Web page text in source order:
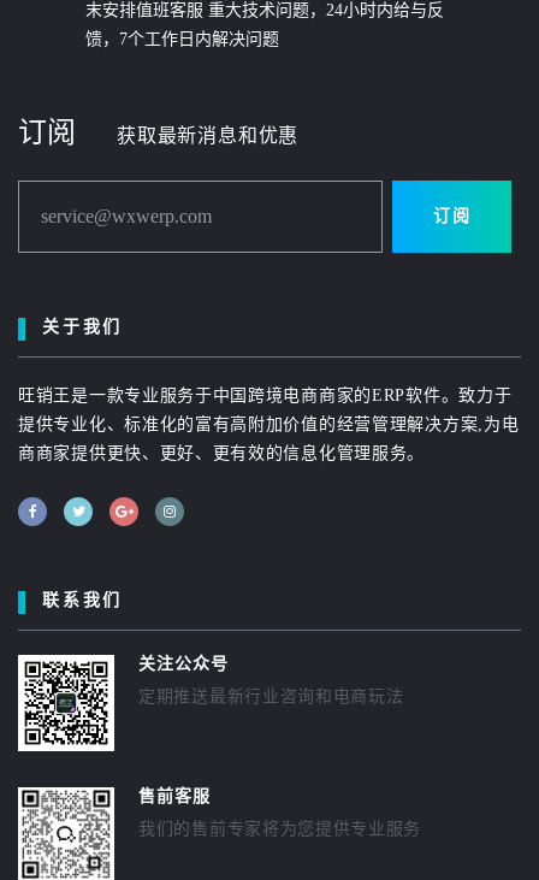
末安排值班客服 重大技术问题，24小时内给与反
馈，7个工作日内解决问题
订阅 获取最新消息和优惠
service@wxwerp.com 订阅
关于我们
旺销王是一款专业服务于中国跨境电商商家的ERP软件。致力于
提供专业化、标准化的富有高附加价值的经营管理解决方案,为电
商商家提供更快、更好、更有效的信息化管理服务。
联系我们
关注公众号
定期推送最新行业咨询和电商玩法
售前客服
我们的售前专家将为您提供专业服务